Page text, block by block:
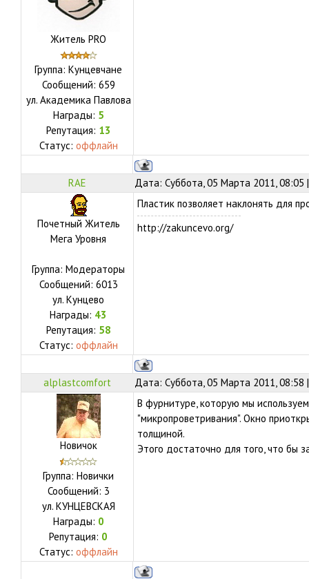
Житель PRO
Группа: Кунцевчане
Сообщений: 659
ул. Академика Павлова
Награды: 5
Репутация: 13
Статус: оффлайн
RAE Дата: Суббота, 05 Марта 2011,
Почетный Житель
Мега Уровня
Группа: Модераторы
Сообщений: 6013
ул. Кунцево
Награды: 43
Репутация: 58
Статус: оффлайн
Пластик позволяет наклонять для
http://zakuncevo.org/
alplastcomfort Дата: Суббота, 05 Марта 2011,
Новичок
Группа: Новички
Сообщений: 3
ул. КУНЦЕВСКАЯ
Награды: 0
Репутация: 0
Статус: оффлайн
В фурнитуре, которую мы
"микропроветривания". Окно
толщиной.
Этого достаточно для того, что бы